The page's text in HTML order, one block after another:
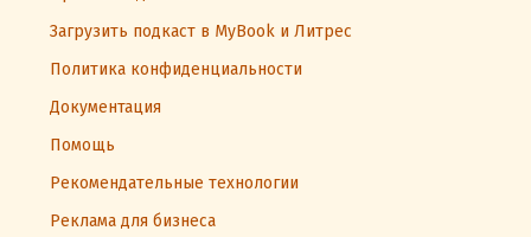
Загрузить подкаст в MyBook и Литрес
Политика конфиденциальности
Документация
Помощь
Рекомендательные технологии
Реклама для бизнеса